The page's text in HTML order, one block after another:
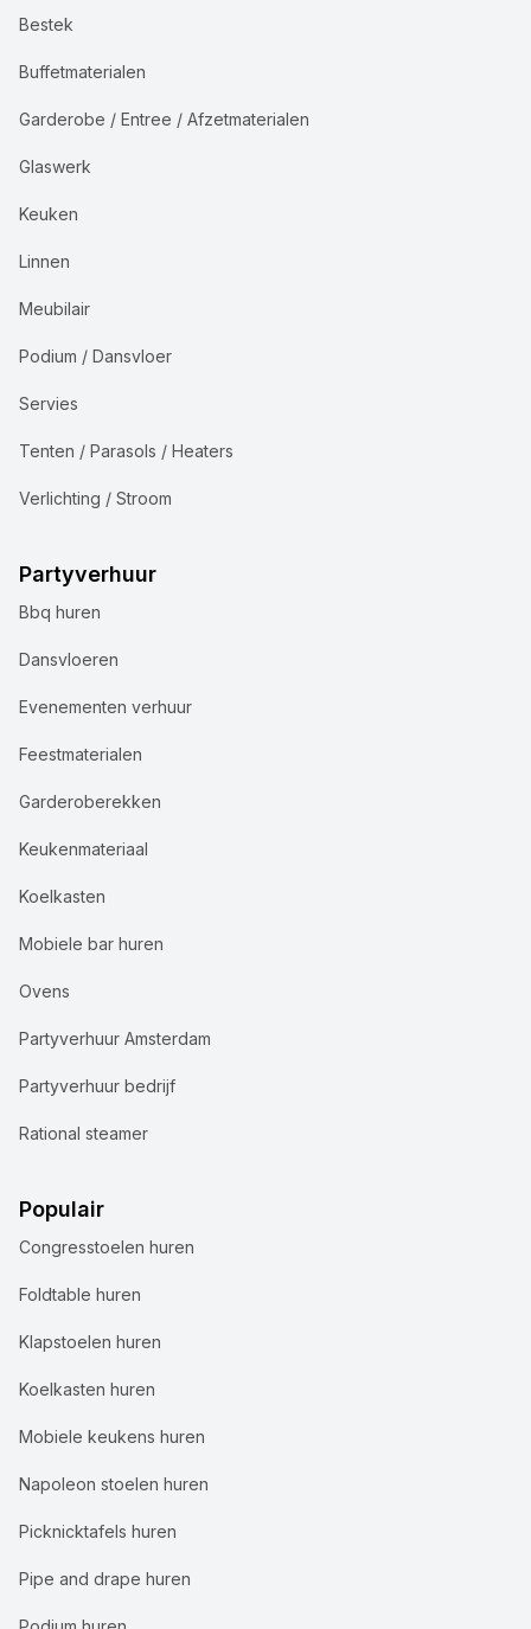
Bestek
Buffetmaterialen
Garderobe / Entree / Afzetmaterialen
Glaswerk
Keuken
Linnen
Meubilair
Podium / Dansvloer
Servies
Tenten / Parasols / Heaters
Verlichting / Stroom
Partyverhuur
Bbq huren
Dansvloeren
Evenementen verhuur
Feestmaterialen
Garderoberekken
Keukenmateriaal
Koelkasten
Mobiele bar huren
Ovens
Partyverhuur Amsterdam
Partyverhuur bedrijf
Rational steamer
Populair
Congresstoelen huren
Foldtable huren
Klapstoelen huren
Koelkasten huren
Mobiele keukens huren
Napoleon stoelen huren
Picknicktafels huren
Pipe and drape huren